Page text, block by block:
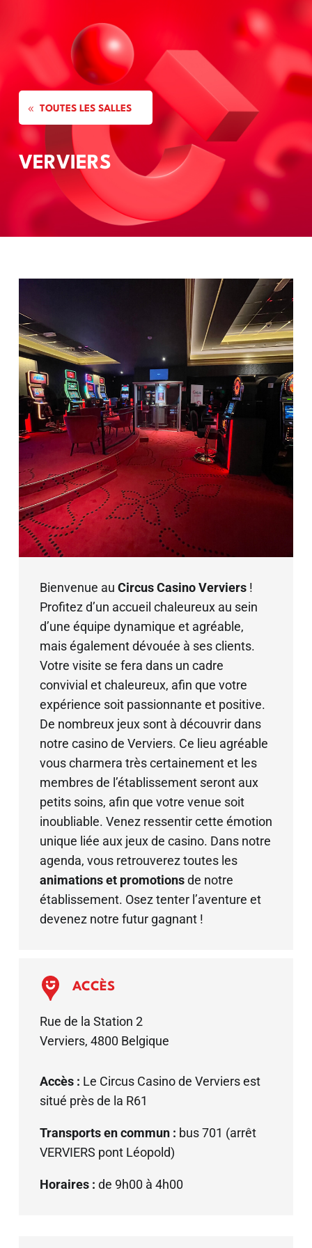
a
TOUTES LES SALLES
VERVIERS
Bienvenue au Circus Casino Verviers!
Profitez d’un accueil chaleureux au sein
d’une équipe dynamique et agréable,
mais également dévouée à ses clients.
Votre visite se fera dans un cadre
convivial et chaleureux, afin que votre
expérience soit passionnante et positive.
De nombreux jeux sont à découvrir dans
notre casino de Verviers. Ce lieu agréable
vous charmera très certainement et les
membres de l’établissement seront aux
petits soins, afin que votre venue soit
inoubliable. Venez ressentir cette émotion
unique liée aux jeux de casino. Dans notre
agenda, vous retrouverez toutes les
animations et promotionsde notre
établissement. Osez tenter l’aventure et
devenez notre futur gagnant !
ACCÈS
Rue de la Station 2
Verviers, 4800 Belgique
Accès : Le Circus Casino de Verviers est
situé près de la R61
Transports en commun : bus 701 (arrêt
VERVIERS pont Léopold)
Horaires : de 9h00 à 4h00